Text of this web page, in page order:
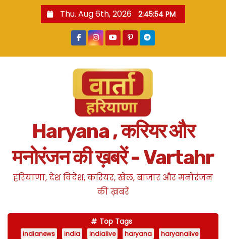
Thu. Aug 6th, 2026 2:45:54 PM
Haryana , करियर और
मनोरंजन की ख़बरें - Vartahr
हरियाणा, देश विदेश, करियर, खेल, बाजार और मनोरंजन
की ख़बरें
Top Tags
indianews india indialive haryana
haryanalive